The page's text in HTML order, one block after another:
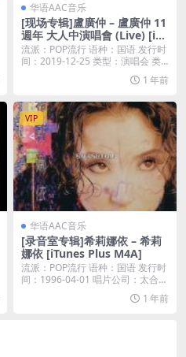
华语AAC音乐
[现场专辑]盧廣仲 – 盧廣仲 11
週年 大人中演唱會 (Live) [iTu
nes Plus M4A]
流派：POP流行 语种：国语 发行时
间：2019-12-25 类型：演唱会 类
1 年前
VIP
华语AAC音乐
[录音室专辑]希莉娜依 – 希莉
娜依 [iTunes Plus M4A]
流派：POP流行 语种：国语 发行时
间：1996-04-01 唱片公司：太合麦
1 年前